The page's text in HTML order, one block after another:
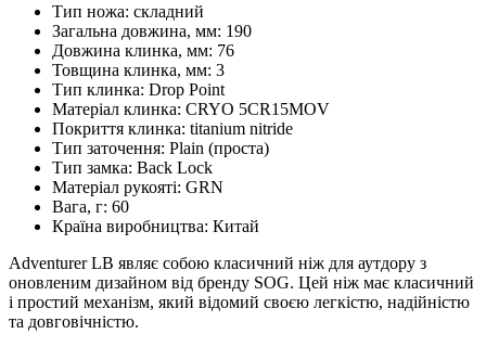
Тип ножа: складний
Загальна довжина, мм: 190
Довжина клинка, мм: 76
Товщина клинка, мм: 3
Тип клинка: Drop Point
Матеріал клинка: CRYO 5CR15MOV
Покриття клинка: titanium nitride
Тип заточення: Plain (проста)
Тип замка: Back Lock
Матеріал рукояті: GRN
Вага, г: 60
Країна виробництва: Китай
Adventurer LB являє собою класичний ніж для аутдору з
оновленим дизайном від бренду SOG. Цей ніж має класичний
і простий механізм, який відомий своєю легкістю, надійністю
та довговічністю.